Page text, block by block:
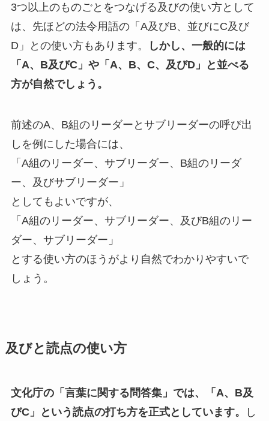
3つ以上のものごとをつなげる及びの使い方として
は、先ほどの法令用語の「A及びB、並びにC及び
D」との使い方もあります。
しかし、一般的には
「A、B及びC」や「A、B、C、及びD」と並べる
方が自然でしょう。
前述のA、B組のリーダーとサブリーダーの呼び出
しを例にした場合には、
「A組のリーダー、サブリーダー、B組のリーダ
ー、及びサブリーダー」
としてもよいですが、
「A組のリーダー、サブリーダー、及びB組のリー
ダー、サブリーダー」
とする使い方のほうがより自然でわかりやすいで
しょう。
及びと読点の使い方
文化庁の「言葉に関する問答集」では、「A、B及
びC」という読点の打ち方を正式としています。
し